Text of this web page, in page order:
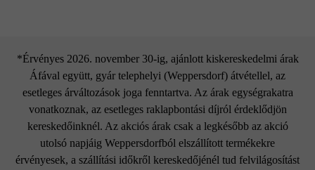
*Érvényes 2026. november 30-ig, ajánlott kiskereskedelmi árak
Áfával együtt, gyár telephelyi (Weppersdorf) átvétellel, az
esetleges árváltozások joga fenntartva. Az árak egységrakatra
vonatkoznak, az esetleges raklapbontási díjról érdeklődjön
kereskedőinknél. Az akciós árak csak a legkésőbb az akció
utolsó napjáig Weppersdorfból elszállított termékekre
érvényesek, a szállítási időkről kereskedőjénél tud felvilágosítást